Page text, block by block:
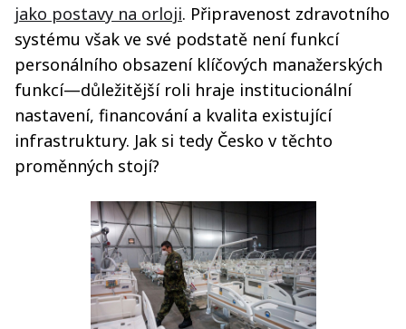
jako postavy na orloji. Připravenost zdravotního
systému však ve své podstatě není funkcí
personálního obsazení klíčových manažerských
funkcí—důležitější roli hraje institucionální
nastavení, financování a kvalita existující
infrastruktury. Jak si tedy Česko v těchto
proměnných stojí?